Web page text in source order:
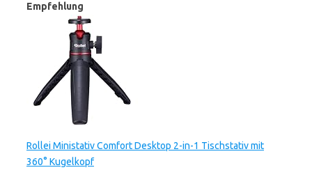
Empfehlung
Rollei Ministativ Comfort Desktop 2-in-1 Tischstativ mit
360° Kugelkopf